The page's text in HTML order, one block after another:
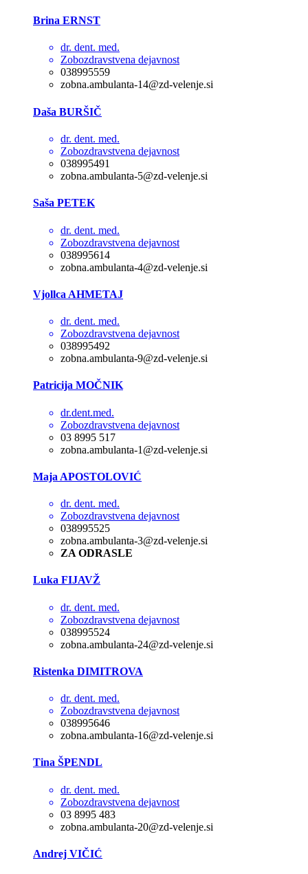
Brina ERNST
dr. dent. med.
Zobozdravstvena dejavnost
038995559
zobna.ambulanta-14@zd-velenje.si
Daša BURŠIČ
dr. dent. med.
Zobozdravstvena dejavnost
038995491
zobna.ambulanta-5@zd-velenje.si
Saša PETEK
dr. dent. med.
Zobozdravstvena dejavnost
038995614
zobna.ambulanta-4@zd-velenje.si
Vjollca AHMETAJ
dr. dent. med.
Zobozdravstvena dejavnost
038995492
zobna.ambulanta-9@zd-velenje.si
Patricija MOČNIK
dr.dent.med.
Zobozdravstvena dejavnost
03 8995 517
zobna.ambulanta-1@zd-velenje.si
Maja APOSTOLOVIĆ
dr. dent. med.
Zobozdravstvena dejavnost
038995525
zobna.ambulanta-3@zd-velenje.si
ZA ODRASLE
Luka FIJAVŽ
dr. dent. med.
Zobozdravstvena dejavnost
038995524
zobna.ambulanta-24@zd-velenje.si
Ristenka DIMITROVA
dr. dent. med.
Zobozdravstvena dejavnost
038995646
zobna.ambulanta-16@zd-velenje.si
Tina ŠPENDL
dr. dent. med.
Zobozdravstvena dejavnost
03 8995 483
zobna.ambulanta-20@zd-velenje.si
Andrej VIČIĆ